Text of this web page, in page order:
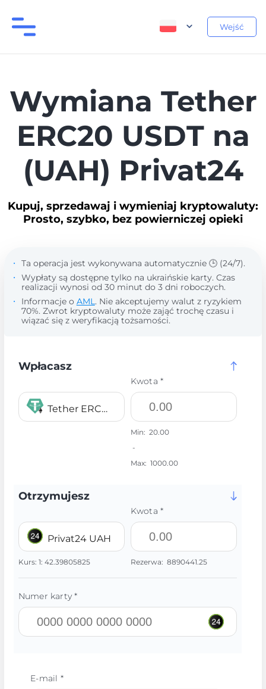
Wejść
Wymiana Tether
ERC20 USDT na
(UAH) Privat24
Kupuj, sprzedawaj i wymieniaj kryptowaluty:
Prosto, szybko, bez powierniczej opieki
Ta operacja jest wykonywana automatycznie 🕒 (24/7).
Wypłaty są dostępne tylko na ukraińskie karty. Czas
realizacji wynosi od 30 minut do 3 dni roboczych.
Informacje o AML. Nie akceptujemy walut z ryzykiem
70%. Zwrot kryptowaluty może zająć trochę czasu i
wiązać się z weryfikacją tożsamości.
Wpłacasz
Tether ERC20 USDT
Kwota *
Min: 20.00
-
Max: 1000.00
Otrzymujesz
Privat24 UAH
Kurs: 1: 42.39805825
Kwota *
Rezerwa: 8890441.25
Numer karty *
E-mail *